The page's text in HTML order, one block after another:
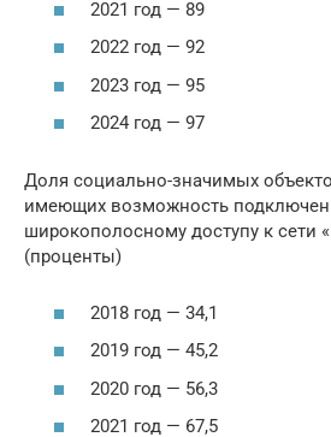
2021 год — 89
2022 год — 92
2023 год — 95
2024 год — 97
Доля социально-значимых
имеющих возможность
широкополосному доступу к сети
(проценты)
2018 год — 34,1
2019 год — 45,2
2020 год — 56,3
2021 год — 67,5